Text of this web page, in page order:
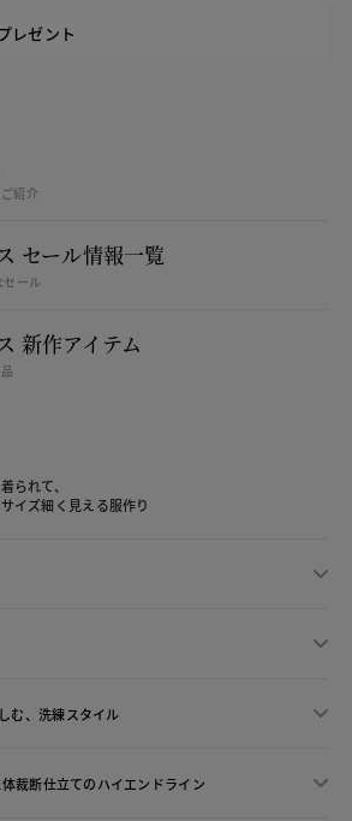
レゼント
紹介
セール情報一覧
ール
新作アイテム
られて、
イズ細く見える服作り
む、洗練スタイル
裁断仕立てのハイエンドライン